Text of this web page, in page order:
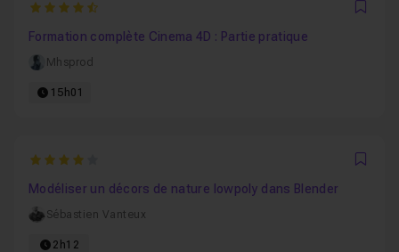
4.5555555555556
Formation complète Cinema 4D : Partie pratique
Mhsprod
15h01
4
Modéliser un décors de nature lowpoly dans Blender
Sébastien Vanteux
2h12